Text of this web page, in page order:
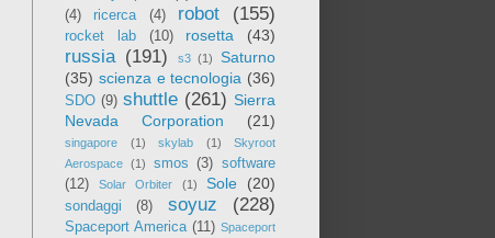
(4)
ricerca (4) robot (155)
rocket lab (10) rosetta (43)
russia (191) s3 (1)
Saturno
(35) scienza e tecnologia (36)
SDO (9) shuttle (261) Sierra
Nevada Corporation
(21)
singapore (1) skylab (1)
Skyroot
Aerospace (1) smos (3) software
(12)
Solar Orbiter (1) Sole (20)
sondaggi (8) soyuz (228)
Spaceport America (11) Spaceport